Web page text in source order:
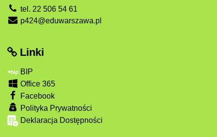
tel. 22 506 54 61
p424@eduwarszawa.pl
Linki
BIP
Office 365
Facebook
Polityka Prywatności
Deklaracja Dostępności